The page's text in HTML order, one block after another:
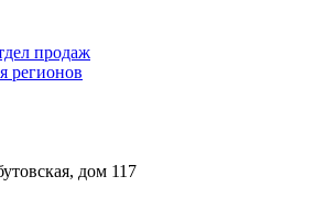
продаж
регионов
дом 117